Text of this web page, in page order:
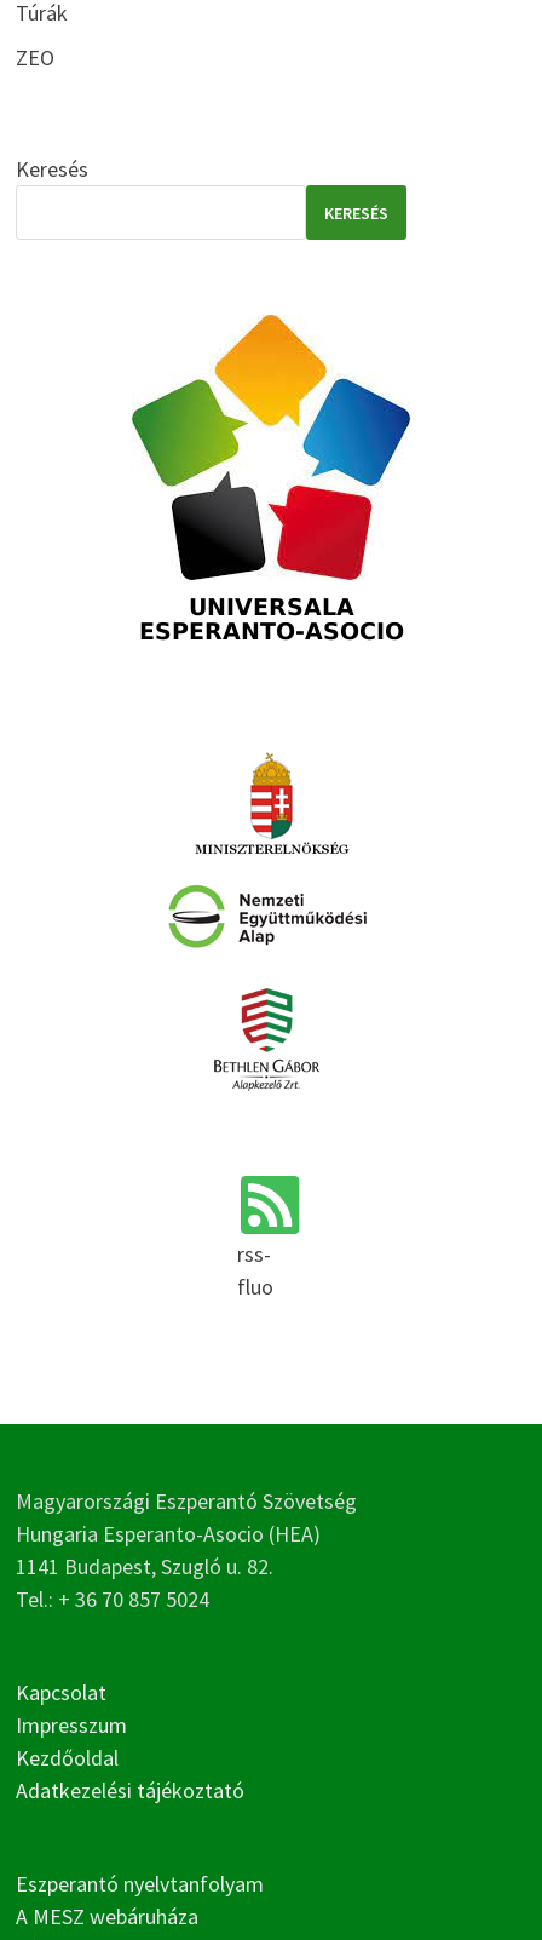
Túrák
ZEO
Keresés
KERESÉS
rss-
fluo
Magyarországi Eszperantó Szövetség
Hungaria Esperanto-Asocio (HEA)
1141 Budapest, Szugló u. 82.
Tel.: + 36 70 857 5024
Kapcsolat
Impresszum
Kezdőoldal
Adatkezelési tájékoztató
Eszperantó nyelvtanfolyam
A MESZ webáruháza